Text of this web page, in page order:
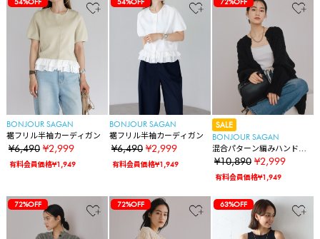
BONJOUR SAGAN
裾フリル半袖カーディガン
¥6,490 ¥2,999
有料会員価格¥1,949
BONJOUR SAGAN
裾フリル半袖カーディガン
¥6,490 ¥2,999
有料会員価格¥1,949
SALE
BONJOUR SAGAN
混合パターン編みハンドニ
ットカーディガン【ユニセ
ックス】
¥10,890 ¥2,999
有料会員価格¥1,949
72%OFF 72%OFF 63%OFF